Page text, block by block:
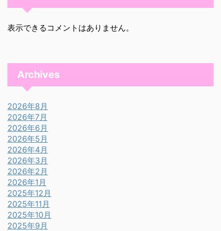
表示できるコメントはありません。
Archives
2026年8月
2026年7月
2026年6月
2026年5月
2026年4月
2026年3月
2026年2月
2026年1月
2025年12月
2025年11月
2025年10月
2025年9月